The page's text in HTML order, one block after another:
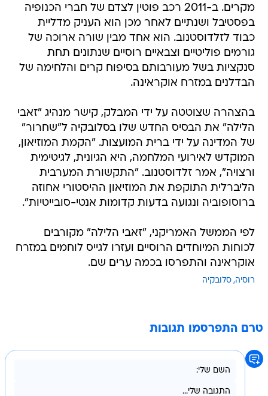
מקרים. ב-2011 רכב פוטין לצדם של חברי הכנופיה
בפסטיבל ושנתיים לאחר מכן הוא העניק מדליית
כבוד לזלדוסטנוב. הוא אחד מבין שורה ארוכה של
גורמים פוליטיים וצבאיים רוסיים שנתונים תחת
סנקציות בשל מעורבותם בסיפוח קרים והלחימה של
הבדלנים במזרח אוקראינה.
בהצהרה שצוטטה על ידי המבלק, קישר מנהיג "זאבי
הלילה" את הבסיס החדש שלו בסלובקיה ל"שחרור"
של המדינה על ידי ברית המועצות. "הקמת המוזיאון,
המוקדש לאירועי המלחמה, היא הגיונית, לגיטימית
ורצויה", אמר זלדוסטנוב. "התקשורת המערבית
הליברלית התוקפת את המוזיאון ההיסטורי אחוזה
ברוסופוביה ונגועה בדעות קדומות אנטי-סובייטיות".
לפי הממשל האמריקני, "זאבי הלילה" מקורבים
לכוחות המיוחדים הרוסיים ועזרו לגייס לוחמים במזרח
אוקראינה והתפרסו בכמה ערים שם.
רוסיה סלובקיה
טרם התפרסמו תגובות